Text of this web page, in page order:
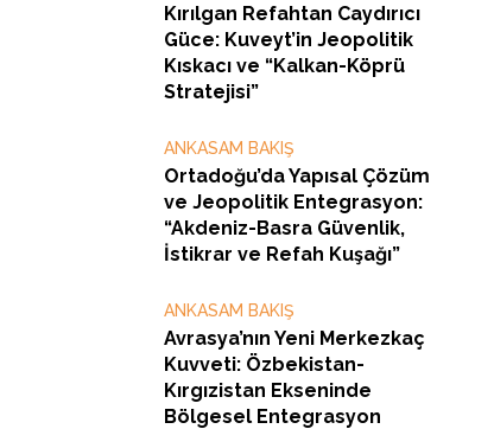
Kırılgan Refahtan Caydırıcı
Güce: Kuveyt’in Jeopolitik
Kıskacı ve “Kalkan-Köprü
Stratejisi”
ANKASAM BAKIŞ
Ortadoğu’da Yapısal Çözüm
ve Jeopolitik Entegrasyon:
“Akdeniz-Basra Güvenlik,
İstikrar ve Refah Kuşağı”
ANKASAM BAKIŞ
Avrasya’nın Yeni Merkezkaç
Kuvveti: Özbekistan-
Kırgızistan Ekseninde
Bölgesel Entegrasyon